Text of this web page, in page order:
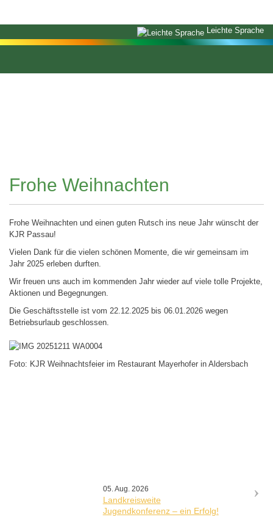
Leichte Sprache
Frohe Weihnachten
Frohe Weihnachten und einen guten Rutsch ins neue Jahr wünscht der
KJR Passau!
Vielen Dank für die vielen schönen Momente, die wir gemeinsam im
Jahr 2025 erleben durften.
Wir freuen uns auch im kommenden Jahr wieder auf viele tolle Projekte,
Aktionen und Begegnungen.
Die Geschäftsstelle ist vom 22.12.2025 bis 06.01.2026 wegen
Betriebsurlaub geschlossen.
Foto: KJR Weihnachtsfeier im Restaurant Mayerhofer in Aldersbach
05. Aug. 2026
Landkreisweite
Jugendkonferenz – ein Erfolg!